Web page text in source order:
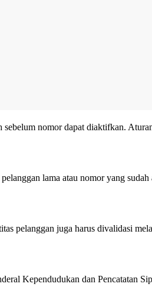
nomor dapat diaktifkan.
lama atau nomor yang
pelanggan juga harus divalidasi
Kependudukan dan Pencatatan